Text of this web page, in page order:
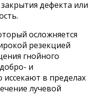
дефекта или
осложняется
резекцией
гнойного
и
в пределах
лучевой